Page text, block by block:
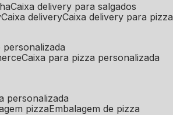
caixa delivery para salgados
caixa delivery caixa delivery para pizza
personalizada
caixa para pizza personalizada
personalizada
pizza embalagem de pizza